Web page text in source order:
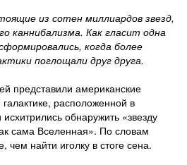
из сотен миллиардов звезд,
каннибализма. Как гласит одна
когда более
поглощали друг друга.
представили американские
расположенной в
обнаружить «звезду
сама Вселенная». По словам
чем найти иголку в стоге сена.